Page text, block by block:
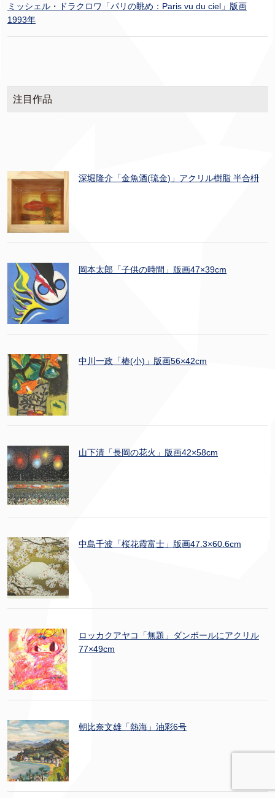
ミッシェル・ドラクロワ「パリの眺め：Paris vu du ciel」版画
1993年
注目作品
深堀隆介「金魚酒(琉金)」アクリル樹脂 半合枡
岡本太郎「子供の時間」版画47×39cm
中川一政「椿(小)」版画56×42cm
山下清「長岡の花火」版画42×58cm
中島千波「桜花霞富士」版画47.3×60.6cm
ロッカクアヤコ「無題」ダンボールにアクリル
77×49cm
朝比奈文雄「熱海」油彩6号